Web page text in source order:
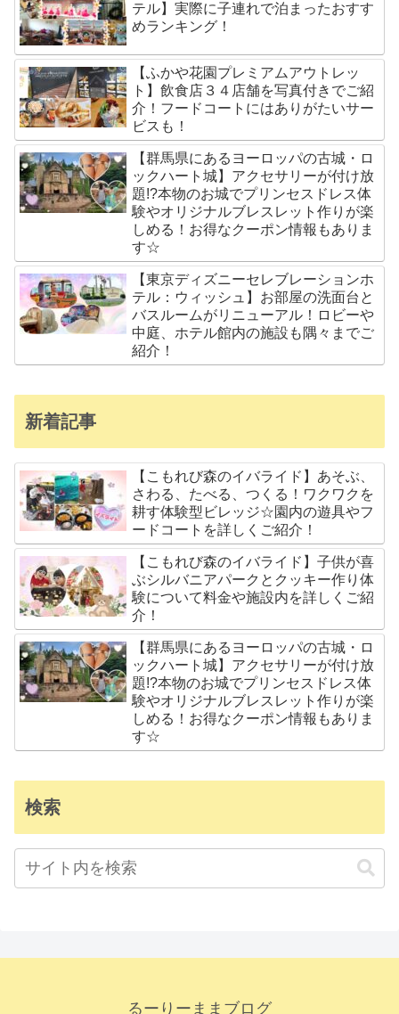
テル】実際に子連れで泊まったおすす
めランキング！
【ふかや花園プレミアムアウトレッ
ト】飲食店３４店舗を写真付きでご紹
介！フードコートにはありがたいサー
ビスも！
【群馬県にあるヨーロッパの古城・ロ
ックハート城】アクセサリーが付け放
題!?本物のお城でプリンセスドレス体
験やオリジナルブレスレット作りが楽
しめる！お得なクーポン情報もありま
す☆
【東京ディズニーセレブレーションホ
テル：ウィッシュ】お部屋の洗面台と
バスルームがリニューアル！ロビーや
中庭、ホテル館内の施設も隅々までご
紹介！
新着記事
【こもれび森のイバライド】あそぶ、
さわる、たべる、つくる！ワクワクを
耕す体験型ビレッジ☆園内の遊具やフ
ードコートを詳しくご紹介！
【こもれび森のイバライド】子供が喜
ぶシルバニアパークとクッキー作り体
験について料金や施設内を詳しくご紹
介！
【群馬県にあるヨーロッパの古城・ロ
ックハート城】アクセサリーが付け放
題!?本物のお城でプリンセスドレス体
験やオリジナルブレスレット作りが楽
しめる！お得なクーポン情報もありま
す☆
検索
るーりーままブログ